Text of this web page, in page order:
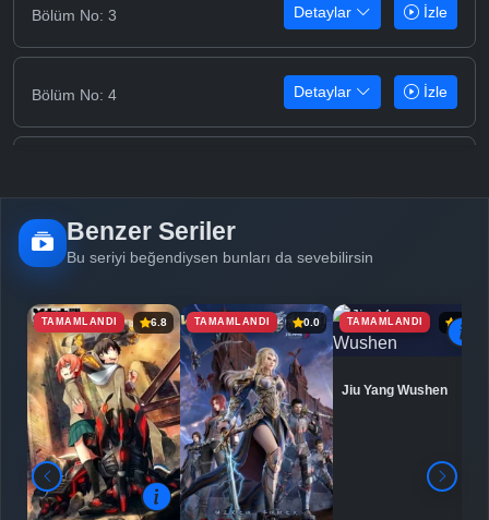
Bölüm No: 3 Detaylar İzle
Bölüm No: 4 Detaylar İzle
Bölüm No: 6 Detaylar
Benzer Seriler
Bu seriyi beğendiysen bunları da sevebilirsin
TAMAMLANDI 6.8 TAMAMLANDI 0.0 TAMAMLANDI 6.9
Jiu Yang Wushen